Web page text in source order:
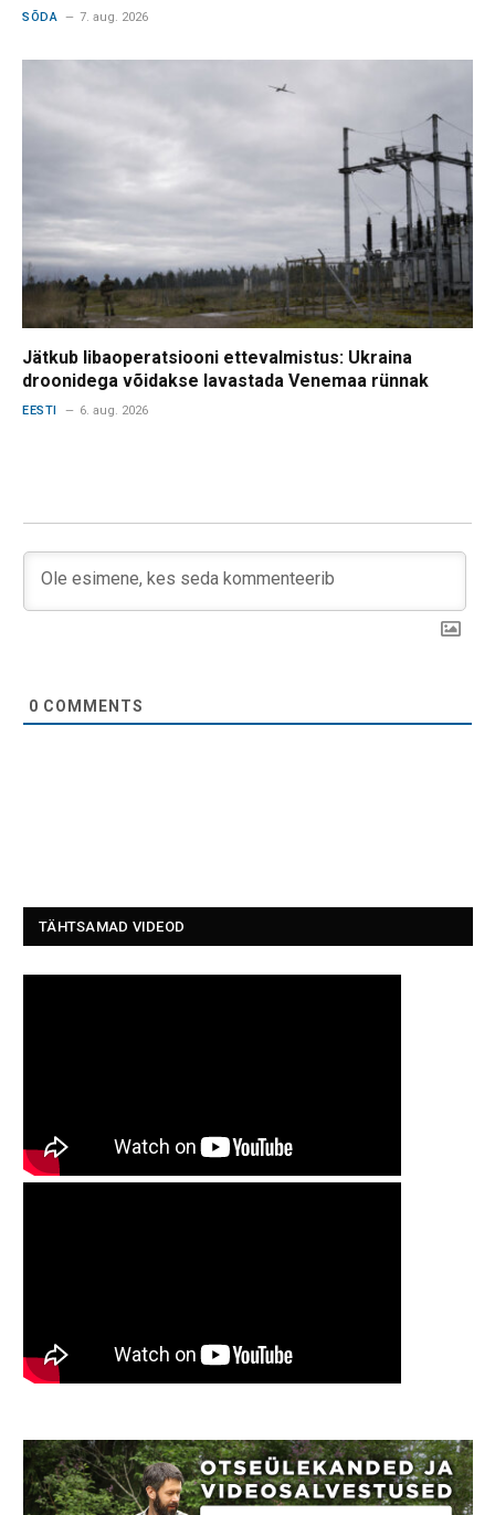
SÕDA 7. aug. 2026
Jätkub libaoperatsiooni ettevalmistus: Ukraina
droonidega võidakse lavastada Venemaa rünnak
EESTI 6. aug. 2026
0 COMMENTS
TÄHTSAMAD VIDEOD